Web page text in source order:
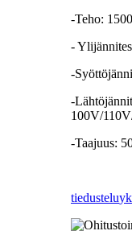
-Teho:
-
-
-
100V/
-Taajuus:
tiedustelu